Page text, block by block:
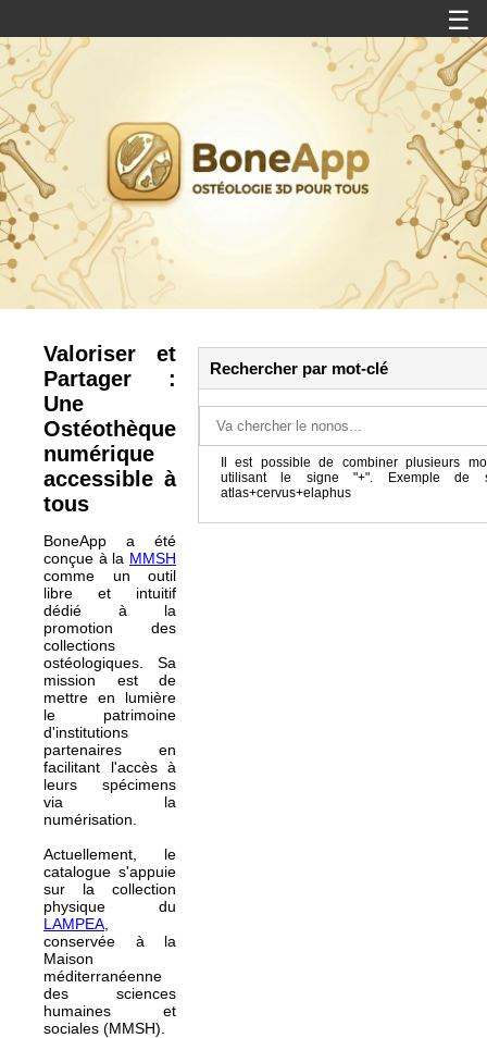
☰
Valoriser et
Partager :
Une
Ostéothèque
numérique
accessible à
tous
BoneApp a été
conçue à la MMSH
comme un outil
libre et intuitif
dédié à la
promotion des
collections
ostéologiques. Sa
mission est de
mettre en lumière
le patrimoine
d'institutions
partenaires en
facilitant l'accès à
leurs spécimens
via la
numérisation.
Actuellement, le
catalogue s'appuie
sur la collection
physique du
LAMPEA
conservée à la
Maison
méditerranéenne
des sciences
humaines et
sociales (MMSH).
Rechercher par mot-clé
Il est possible de combiner plusieurs
utilisant le signe "+". Exemple de
atlas+cervus+elaphus